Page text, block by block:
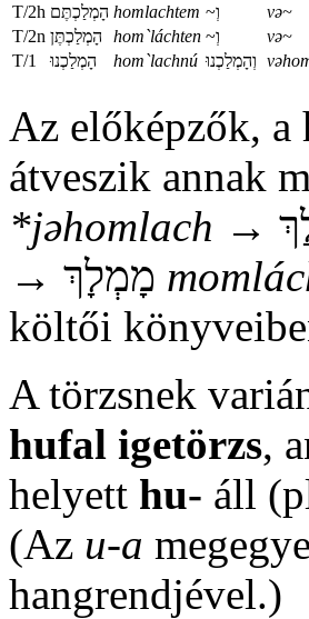
T/2h ‏‏‏‏‏‏הָמְלַכְתֶּם homlachtem ~וְ və~
T/2n ‏‏‏‏הָמְלַכְתֶּן hom`láchten ~וְ və~
T/1
‏‏‏‏‏‏‏‏הָמְלַכְנוּ hom`lachnú וְהָמְלַכְנוּ
Az előképzők,
*jəhomlach
költői
A törzsnek
hufal igetörzs,
helyett hu-
(Az u-a
hangrendjével.)